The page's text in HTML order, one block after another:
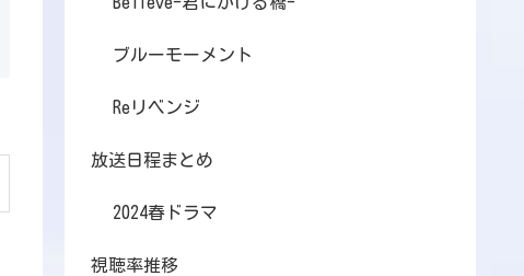
ブルーモーメント
Reリベンジ
放送日程まとめ
2024春ドラマ
視聴率推移